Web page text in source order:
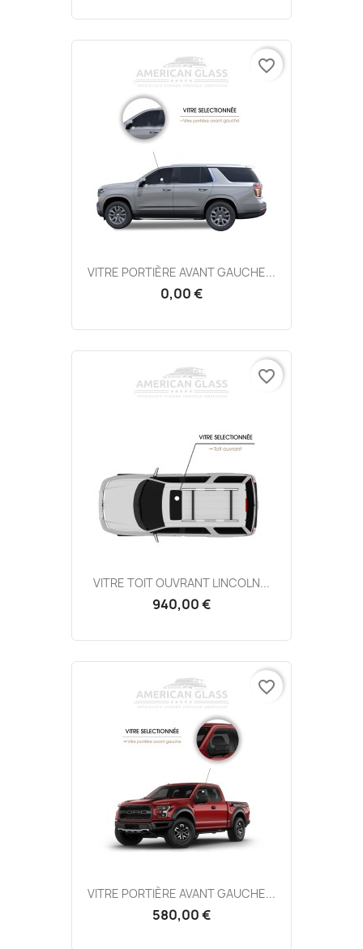
VITRE PORTIÈRE AVANT GAUCHE...
0,00 €
favorite_border
VITRE TOIT OUVRANT LINCOLN...
940,00 €
favorite_border
VITRE PORTIÈRE AVANT GAUCHE...
580,00 €
favorite_border